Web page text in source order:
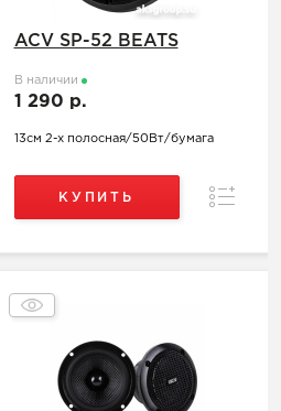
ACV SP-52 BEATS
В наличии
1 290 р.
13см 2-х полосная/50Вт/бумага
КУПИТЬ